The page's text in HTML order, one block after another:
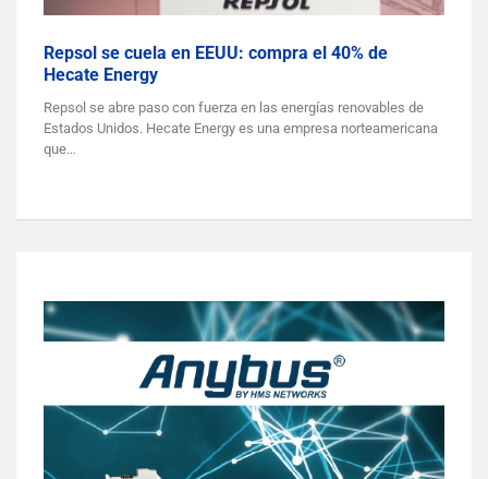
Repsol se cuela en EEUU: compra el 40% de
Hecate Energy
Repsol se abre paso con fuerza en las energías renovables de
Estados Unidos. Hecate Energy es una empresa norteamericana
que…